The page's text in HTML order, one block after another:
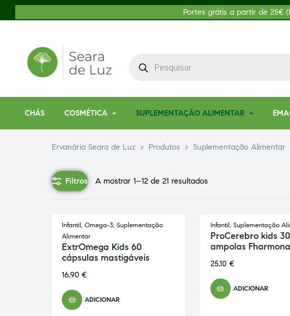
Portes grátis a partir de 25€
CHÁS COSMÉTICA SUPLEMENTAÇÃO ALIMENTAR
Ervanária Seara de Luz > Produtos > Suplementação Alimentar
Filtros A mostrar 1–12 de 21 resultados
Infantil, Omega-3, Suplementação
Alimentar
ExtrOmega Kids 60
cápsulas mastigáveis
16,90 €
ADICIONAR
Infantil, Suplementação
ProCerebro kids 30
ampolas
25,10 €
ADICIONAR